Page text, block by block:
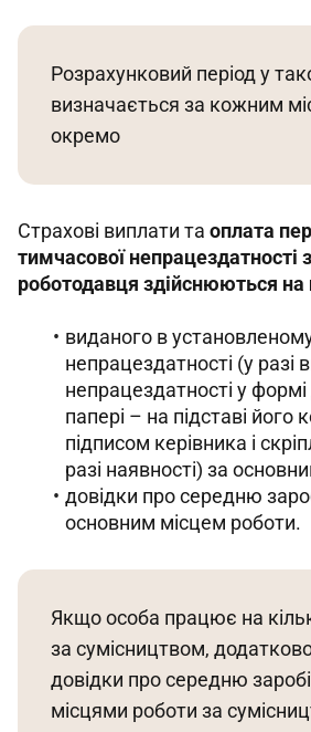
Розрахунковий період у
визначається за кожним
окремо
Страхові виплати та оплата
тимчасової непрацездатності
роботодавця здійснюються на
виданого в
непрацездатності (у разі
непрацездатності у
папері – на підставі його
підписом керівника і
разі наявності) за
довідки про середню
основним місцем роботи.
Якщо особа працює на
за сумісництвом,
довідки про середню
місцями роботи за